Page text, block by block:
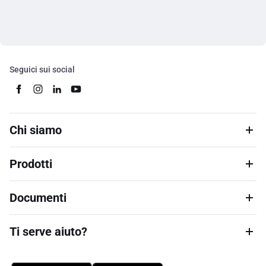
Seguici sui social
Chi siamo
Prodotti
Documenti
Ti serve aiuto?